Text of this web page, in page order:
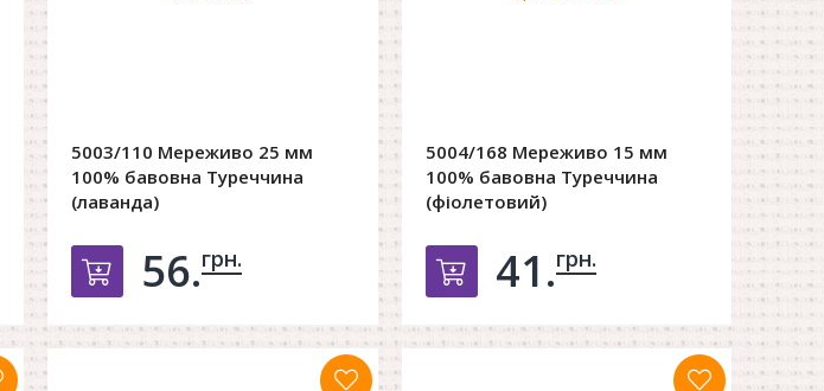
5003/110 Мереживо 25 мм
100% бавовна Туреччина
(лаванда)
Добавить в корзину
56.грн.
5004/168 Мереживо 15 мм
100% бавовна Туреччина
(фіолетовий)
Добавить в корзину
41.грн.